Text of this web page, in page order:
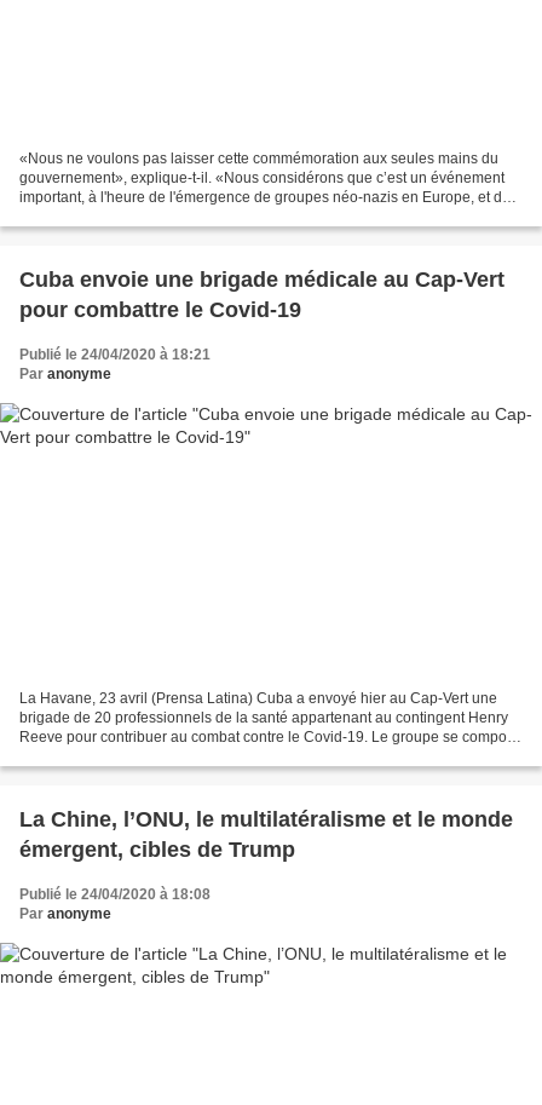
«Nous ne voulons pas laisser cette commémoration aux seules mains du
gouvernement», explique-t-il. «Nous considérons que c’est un événement
important, à l'heure de l'émergence de groupes néo-nazis en Europe, et de
Cuba envoie une brigade médicale au Cap-Vert
pour combattre le Covid-19
Publié le 24/04/2020 à 18:21
Par anonyme
La Havane, 23 avril (Prensa Latina) Cuba a envoyé hier au Cap-Vert une
brigade de 20 professionnels de la santé appartenant au contingent Henry
Reeve pour contribuer au combat contre le Covid-19. Le groupe se compose
La Chine, l’ONU, le multilatéralisme et le monde
émergent, cibles de Trump
Publié le 24/04/2020 à 18:08
Par anonyme